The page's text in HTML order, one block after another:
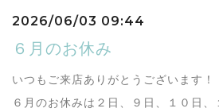
2026/06/03 09:44
６月のお休み
いつもご来店ありがとうございます！
６月のお休みは２日、９日、１０日、